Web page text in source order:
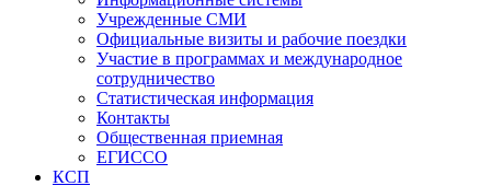
Учрежденные СМИ
Официальные визиты и рабочие поездки
Участие в программах и международное
сотрудничество
Статистическая информация
Контакты
Общественная приемная
ЕГИССО
КСП